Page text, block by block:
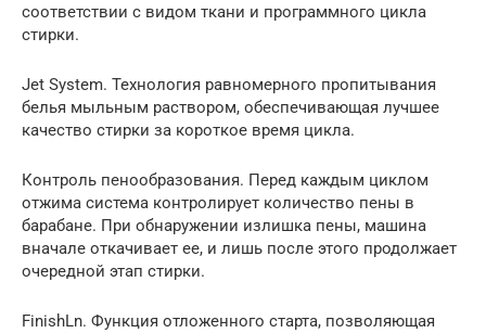
соответствии с видом ткани и программного цикла
стирки.
Jet System. Технология равномерного пропитывания
белья мыльным раствором, обеспечивающая лучшее
качество стирки за короткое время цикла.
Контроль пенообразования. Перед каждым циклом
отжима система контролирует количество пены в
барабане. При обнаружении излишка пены, машина
вначале откачивает ее, и лишь после этого продолжает
очередной этап стирки.
FinishLn. Функция отложенного старта, позволяющая